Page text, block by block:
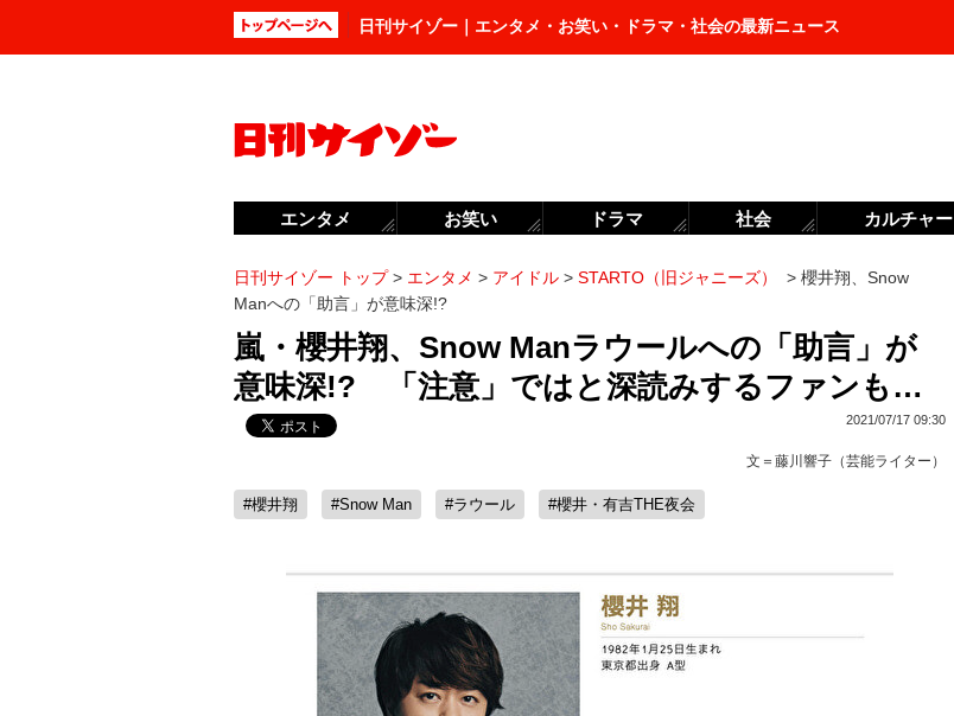
日刊サイゾー｜エンタメ・お笑い・ドラマ・社会の最新ニュース
日刊サイゾー トップ> エンタメ > アイドル > STARTO（旧ジャニーズ） > 櫻井翔、Snow
Manへの「助言」が意味深!?
嵐・櫻井翔、Snow Manラウールへの「助言」が
意味深!? 「注意」ではと深読みするファンも…
2021/07/17 09:30
文＝ 藤川響子（芸能ライター）
#櫻井翔 #Snow Man #ラウール #櫻井・有吉THE夜会
エンタメ お笑い ドラマ 社会 カルチャー